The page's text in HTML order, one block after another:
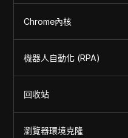
Chrome內核
機器人自動化 (RPA)
回收站
瀏覽器環境克隆